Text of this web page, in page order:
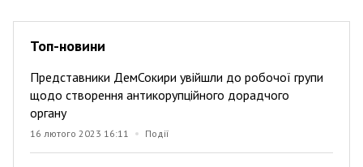
Топ-новини
Представники ДемСокири увійшли до робочої групи
щодо створення антикорупційного дорадчого
органу
16 лютого 2023 16:11 Події